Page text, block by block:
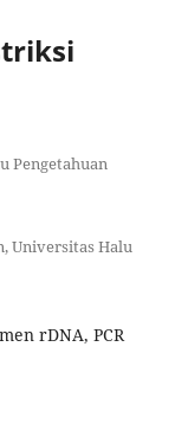
Pengetahuan
Universitas Halu
rDNA, PCR